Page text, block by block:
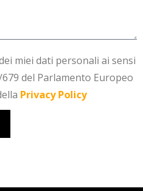
miei dati personali ai sensi
del Parlamento Europeo
Privacy Policy